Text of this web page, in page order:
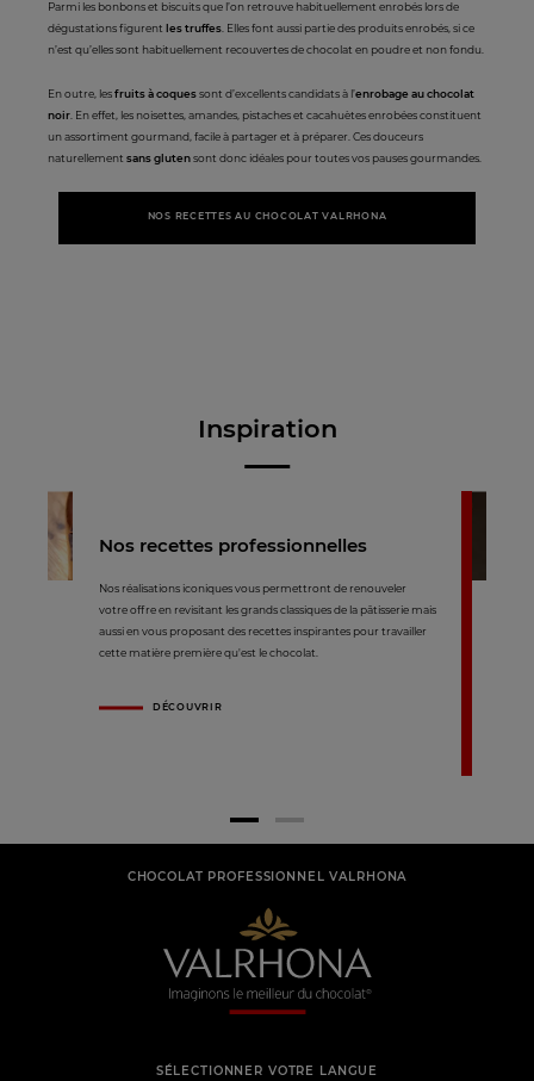
Parmi les bonbons et biscuits que l’on retrouve habituellement enrobés lors de
dégustations figurent les truffes. Elles font aussi partie des produits enrobés, si ce
n’est qu’elles sont habituellement recouvertes de chocolat en poudre et non fondu.
En outre, lesfruits à coquessont d’excellents candidats à l’enrobage au chocolat
noir. En effet, les noisettes, amandes, pistaches et cacahuètes enrobées constituent
un assortiment gourmand, facile à partager et à préparer. Ces douceurs
naturellement sans glutensont donc idéales pour toutes vos pauses gourmandes.
NOS RECETTES AU CHOCOLAT VALRHONA
Inspiration
Nos recettes professionnelles
Nos réalisations iconiques vous permettront de renouveler
votre offre en revisitant les grands classiques de la pâtisserie mais
aussi en vous proposant des recettes inspirantes pour travailler
cette matière première qu'est le chocolat.
DÉCOUVRIR
CHOCOLAT PROFESSIONNEL VALRHONA
SÉLECTIONNER VOTRE LANGUE